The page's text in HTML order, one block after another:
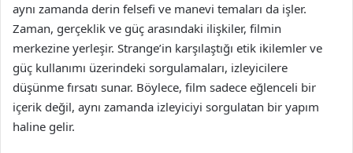
aynı zamanda derin felsefi ve manevi temaları da işler.
Zaman, gerçeklik ve güç arasındaki ilişkiler, filmin
merkezine yerleşir. Strange’in karşılaştığı etik ikilemler ve
güç kullanımı üzerindeki sorgulamaları, izleyicilere
düşünme fırsatı sunar. Böylece, film sadece eğlenceli bir
içerik değil, aynı zamanda izleyiciyi sorgulatan bir yapım
haline gelir.